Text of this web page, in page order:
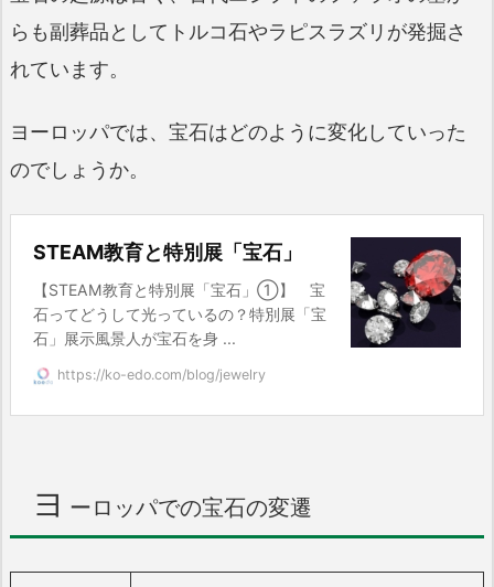
らも副葬品としてトルコ石やラピスラズリが発掘さ
れています。
ヨーロッパでは、宝石はどのように変化していった
のでしょうか。
STEAM教育と特別展「宝石」
【STEAM教育と特別展「宝石」①】 宝
石ってどうして光っているの？特別展「宝
石」展示風景人が宝石を身 ...
https://ko-edo.com/blog/jewelry
ヨ ーロッパでの宝石の変遷